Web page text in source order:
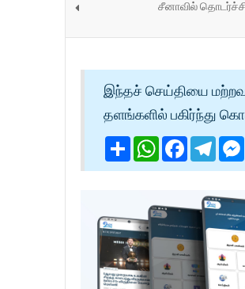
சீனாவில்
இந்தச் செய்தியை
தளங்களில் பகிர்ந்து
ShareWhatsApp
Facebook